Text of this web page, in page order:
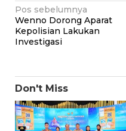
Navigasi
pos
Pos sebelumnya
Wenno Dorong Aparat
Kepolisian Lakukan
Investigasi
Don't Miss